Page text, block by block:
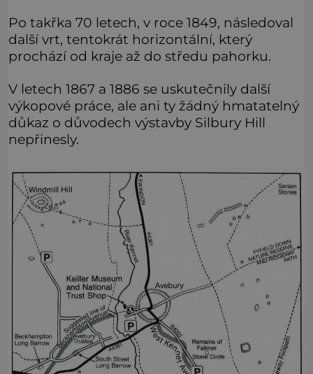
Po takřka 70 letech, v roce 1849, následoval
další vrt, tentokrát horizontální, který
prochází od kraje až do středu pahorku.
V letech 1867 a 1886 se uskutečnily další
výkopové práce, ale ani ty žádný hmatatelný
důkaz o důvodech výstavby Silbury Hill
nepřinesly.